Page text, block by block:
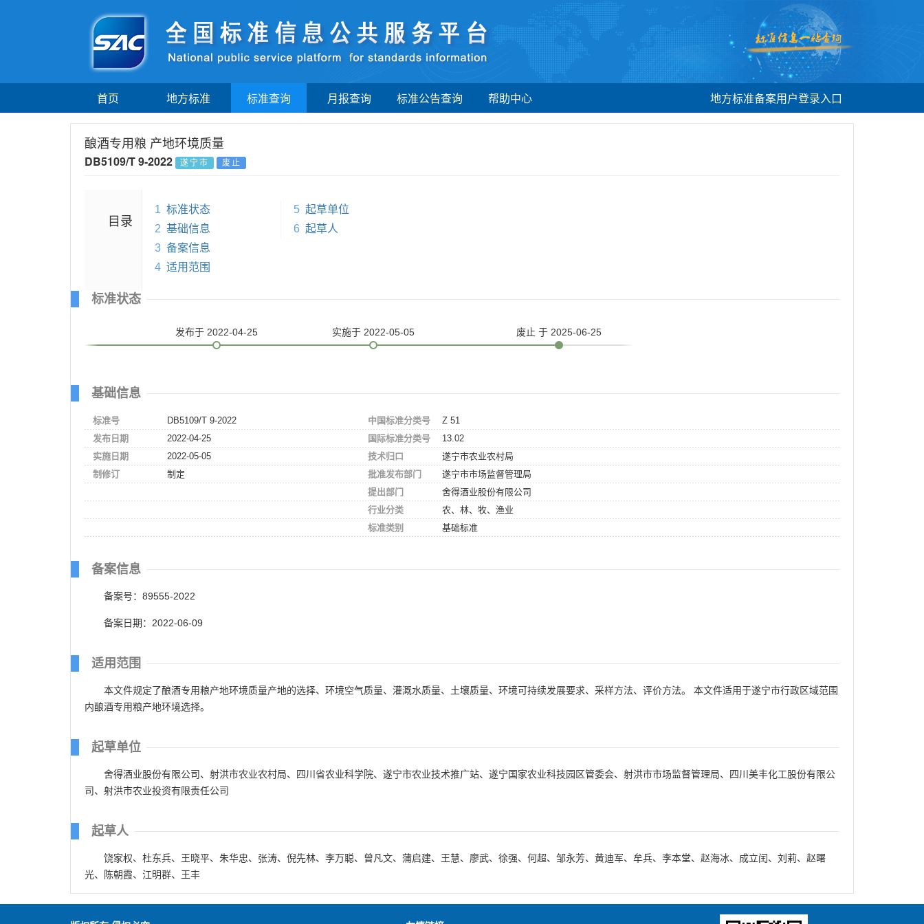
首页 地方标准 标准查询 月报查询 标准公告查询 帮助中心 地方标准备案用户登录入口
酿酒专用粮 产地环境质量
DB5109/T 9-2022 遂宁市 废止
目录
1 标准状态
2 基础信息
3 备案信息
4 适用范围
5 起草单位
6 起草人
标准状态
发布于 2022-04-25 实施于 2022-05-05 废止 于 2025-06-25
基础信息
标准号
DB5109/T 9-2022
发布日期
2022-04-25
实施日期
2022-05-05
制修订
制定
中国标准分类号
Z 51
国际标准分类号
13.02
技术归口
遂宁市农业农村局
批准发布部门
遂宁市市场监督管理局
提出部门
舍得酒业股份有限公司
行业分类
农、林、牧、渔业
标准类别
基础标准
备案信息
备案号：89555-2022
备案日期：2022-06-09
适用范围
本文件规定了酿酒专用粮产地环境质量产地的选择、环境空气质量、灌溉水质量、土壤质量、环境可持续发展要求、采样方法、评价方法。 本文件适用于遂宁市行政区域范围
内酿酒专用粮产地环境选择。
起草单位
舍得酒业股份有限公司、射洪市农业农村局、四川省农业科学院、遂宁市农业技术推广站、遂宁国家农业科技园区管委会、射洪市市场监督管理局、四川美丰化工股份有限公
司、射洪市农业投资有限责任公司
起草人
饶家权、杜东兵、王晓平、朱华忠、张涛、倪先林、李万聪、曾凡文、蒲启建、王慧、廖武、徐强、何超、邹永芳、黄迪军、牟兵、李本堂、赵海冰、成立闰、刘莉、赵曙
光、陈朝霞、江明群、王丰